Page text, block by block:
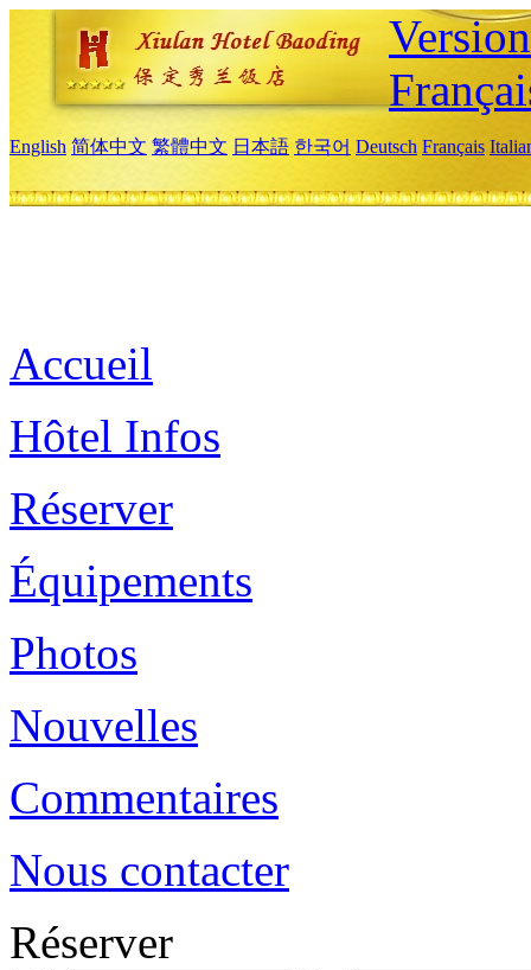
English 简体中文 繁體中文 日本語 한국어 Deutsch Français
Accueil
Hôtel Infos
Réserver
Équipements
Photos
Nouvelles
Commentaires
Nous contacter
Réserver